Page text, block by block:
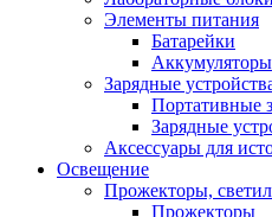
Элементы питания
Батарейки
Аккумуляторы
Зарядные
Портативные
Зарядные
Аксессуары для
Освещение
Прожекторы,
Прожекторы